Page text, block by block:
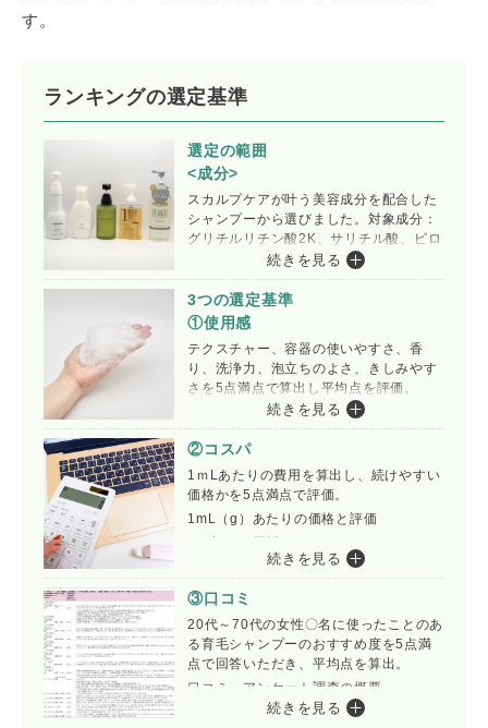
す。
ランキングの選定基準​​​​​
選定の範囲
<成分>​​​​​
スカルプケアが叶う美容成分を配合した
シャンプーから選びました。対象成分：
グリチルリチン酸2K、サリチル酸、ピロ
クトンオラミン、ミコナゾール硝酸塩、
ヒアルロン酸、グリセリンなど
続きを見る
3つの選定基準
①使用感
テクスチャー、容器の使いやすさ、香
り、洗浄力、泡立ちのよさ、きしみやす
さを5点満点で算出し平均点を評価。
使用感の詳しい評価基準
「使用後にヘアセットがしやすい」
「地肌へのなじみがいい」
「ポンプ式で使いやすい」
「適量出しやすい」
「持ちやすい」
「トライアル・定期便がある」
「身近な店舗で買える」
「大手通販サイトで買える」
「嫌なにおいがしない」
「香料がきつくない」
「クセのない香り」
「香りがしない」
続きを見る
②コスパ
1ｍLあたりの費用を算出し、続けやすい
価格かを5点満点で評価。
1mL（g）あたりの価格と評価
4.9点：11-18円
4.8点：19-26円
4.7点：27-34円
4.6点：35-42円
4.5点：43-50円
4.4点：51-58円
4.3点：59-66円
4.2点：67-74円
4.1点：75-82円
続きを見る
③口コミ
20代～70代の女性〇名に使ったことのあ
る育毛シャンプーのおすすめ度を5点満
点で回答いただき、平均点を算出。
口コミ・アンケート調査の概要
期間：2024年12月1日～10月8日／調査方法：
続きを見る